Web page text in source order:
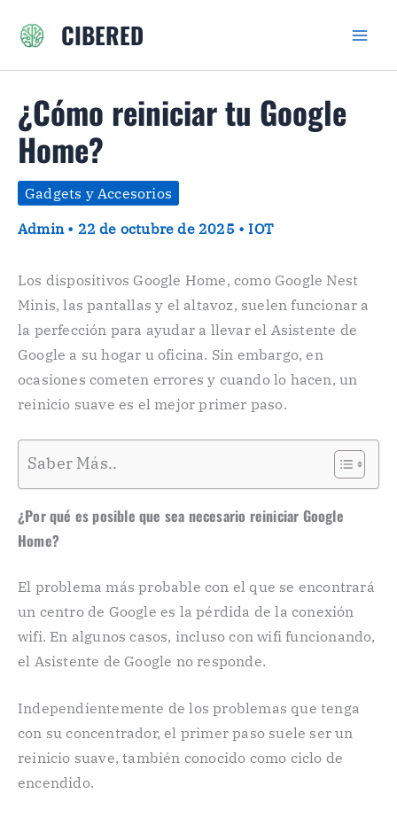
CIBERED
¿Cómo reiniciar tu Google
Home?
Gadgets y Accesorios
Admin • 22 de octubre de 2025 •IOT
Los dispositivos Google Home, como Google Nest
Minis, las pantallas y el altavoz, suelen funcionar a
la perfección para ayudar a llevar el Asistente de
Google a su hogar u oficina. Sin embargo, en
ocasiones cometen errores y cuando lo hacen, un
reinicio suave es el mejor primer paso.
Saber Más..
¿Por qué es posible que sea necesario reiniciar Google
Home?
El problema más probable con el que se encontrará
un centro de Google es la pérdida de la conexión
wifi. En algunos casos, incluso con wifi funcionando,
el Asistente de Google no responde.
Independientemente de los problemas que tenga
con su concentrador, el primer paso suele ser un
reinicio suave, también conocido como ciclo de
encendido.